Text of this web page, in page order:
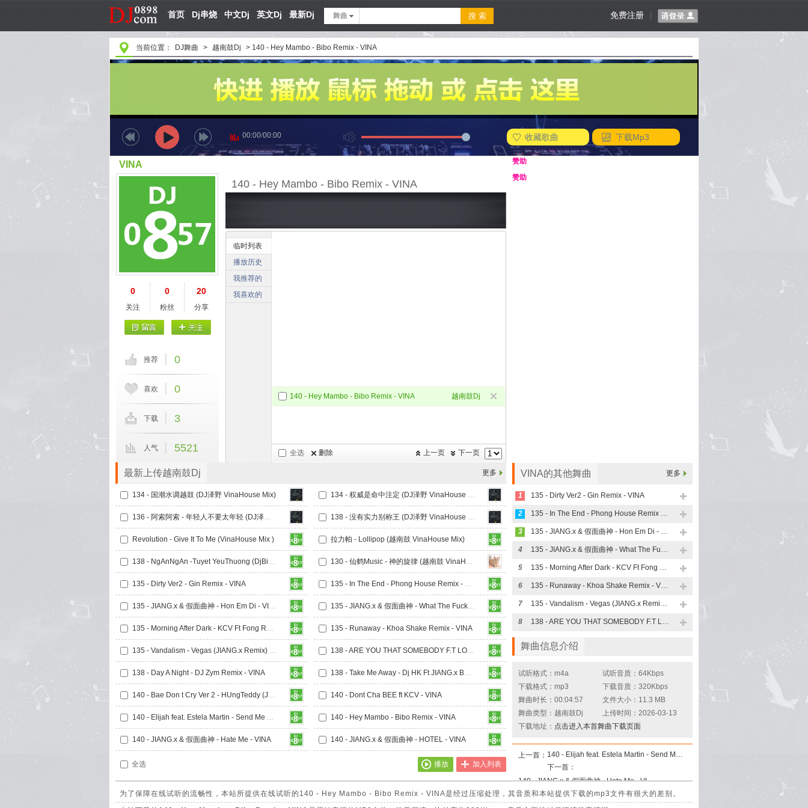
首页 Dj串烧 中文Dj 英文Dj 最新Dj 舞曲 免费注册
当前位置： DJ舞曲 > 越南鼓Dj > 140 - Hey Mambo - Bibo Remix - VINA
下载Mp3
收藏歌曲
00:00/00:00
140 - Hey Mambo - Bibo Remix - VINA
临时列表
播放历史
我推荐的
我喜欢的
140 - Hey Mambo - Bibo Remix - VINA 越南鼓Dj
全选 删除 下一页
上一页
VINA
0
关注
0
粉丝
20
分享
推荐 0
喜欢 0
下载 3
人气 5521
赞助
赞助
最新上传越南鼓Dj 更多
134 - 国潮水调越鼓 (DJ泽野 VinaHouse Mix) 134 - 权威是命中注定 (DJ泽野 VinaHouse Mix)
136 - 阿索阿索 - 年轻人不要太年轻 (DJ泽野 VinaHouse Mix) 138 - 没有实力别称王 (DJ泽野 VinaHouse Mix)
Revolution - Give It To Me (VinaHouse Mix ) 拉力帕 - Lollipop (越南鼓 VinaHouse Mix)
138 - NgAnNgAn -Tuyet YeuThuong (DjBillion VinaHouse Mix) 130 - 仙鹤Music - 神的旋律 (越南鼓 VinaHouse Remix)
135 - Dirty Ver2 - Gin Remix - VINA 135 - In The End - Phong House Remix - VINA
135 - JIANG.x & 假面曲神 - Hon Em Di - VINA 135 - JIANG.x & 假面曲神 - What The Fuck - VINA
135 - Morning After Dark - KCV Ft Fong Remix - VINA 135 - Runaway - Khoa Shake Remix - VINA
135 - Vandalism - Vegas (JIANG.x Remix) - VINA 138 - ARE YOU THAT SOMEBODY F.T LOST IN LOVE ( Jind F.T KEEBIN MIX ) - VINA
138 - Day A Night - DJ Zym Remix - VINA 138 - Take Me Away - Dj HK Ft JIANG.x Bootleg - VINA
140 - Bae Don t Cry Ver 2 - HUngTeddy (JIANG.x Remix) - VINA 140 - Dont Cha BEE ft KCV - VINA
140 - Elijah feat. Estela Martin - Send Me An Angel (JIANG.x Remix) - VINA 140 - Hey Mambo - Bibo Remix - VINA
140 - JIANG.x & 假面曲神 - Hate Me - VINA 140 - JIANG.x & 假面曲神 - HOTEL - VINA
全选 加入列表
播放
VINA的其他舞曲 更多
1 135 - Dirty Ver2 - Gin Remix - VINA
2 135 - In The End - Phong House Remix - VINA
3 135 - JIANG.x & 假面曲神 - Hon Em Di - VINA
4 135 - JIANG.x & 假面曲神 - What The Fuck - VINA
5 135 - Morning After Dark - KCV Ft Fong Remix - VINA
6 135 - Runaway - Khoa Shake Remix - VINA
7 135 - Vandalism - Vegas (JIANG.x Remix) - VINA
8 138 - ARE YOU THAT SOMEBODY F.T LOST IN LOVE ( Jind F.T KEEBIN MIX ) - VINA
舞曲信息介绍
试听格式：m4a
试听音质：64Kbps
下载格式：mp3
下载音质：320Kbps
舞曲时长：00:04:57
文件大小：11.3 MB
舞曲类型：越南鼓Dj
上传时间：2026-03-13
下载地址： 点击进入本首舞曲下载页面
上一首：
140 - Elijah feat. Estela Martin - Send Me An Angel (JIANG.x Remix) - VINA
下一首：
140 - JIANG.x & 假面曲神 - Hate Me - VINA
为了保障在线试听的流畅性，本站所提供在线试听的140 - Hey Mambo - Bibo Remix - VINA是经过压缩处理，其音质和本站提供下载的mp3文件有很大的差别。